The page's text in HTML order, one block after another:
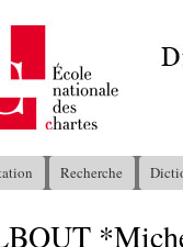
Recherche